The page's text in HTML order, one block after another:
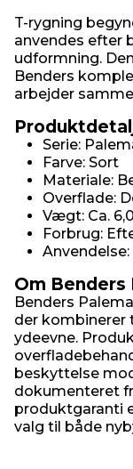
T-rygning
anvendes efter
udformning.
Benders
arbejder
Serie:
Farve: Sort
Materiale:
Overflade:
Vægt: Ca.
Forbrug:
Om Benders
Benders
der
ydeevne.
beskyttelse
dokumenteret
produktgaranti
valg til både